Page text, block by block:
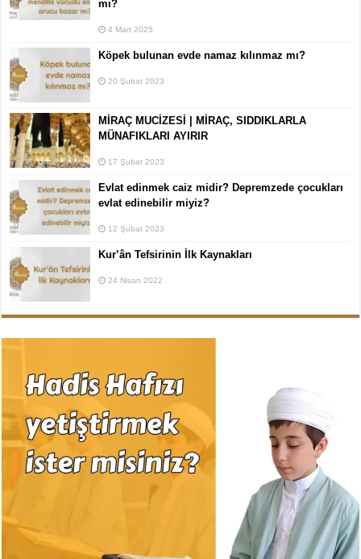
mı?
4 Mart 2025
Köpek bulunan evde namaz kılınmaz mı?
20 Şubat 2023
MİRAÇ MUCİZESİ | MİRAÇ, SIDDIKLARLA
MÜNAFIKLARI AYIRIR
17 Şubat 2023
Evlat edinmek caiz midir? Depremzede çocukları
evlat edinebilir miyiz?
12 Şubat 2023
Kur’ân Tefsirinin İlk Kaynakları
24 Nisan 2022